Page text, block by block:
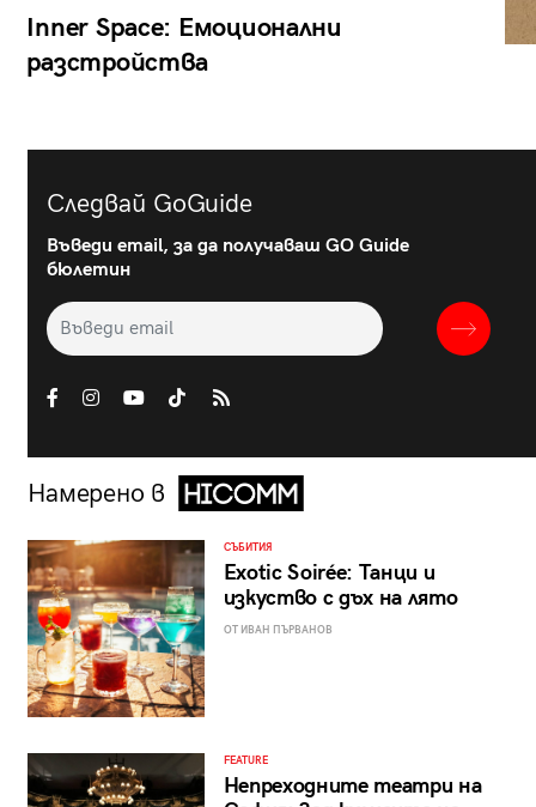
Inner Space: Емоционални
разстройства
Следвай GoGuide
Въведи email, за да получаваш GO Guide
бюлетин
Намерено в
СЪБИТИЯ
Exotic Soirée: Танци и
изкуство с дъх на лято
ОТ ИВАН ПЪРВАНОВ
FEATURE
Непреходните театри на